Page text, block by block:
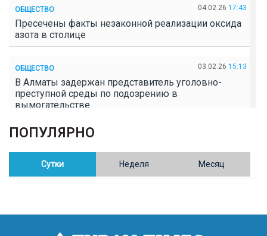
ОБЩЕСТВО 04.02.26 17:43
Пресечены факты незаконной реализации оксида
азота в столице
ОБЩЕСТВО 03.02.26 15:13
В Алматы задержан представитель уголовно-
преступной среды по подозрению в
вымогательстве
ОБЩЕСТВО
Полицейские пресекли незаконное выращивание
конопли в Таразе
Казахстан возглавил Договор о зоне, свободной от
ПОПУЛЯРНО
Сутки Неделя Месяц